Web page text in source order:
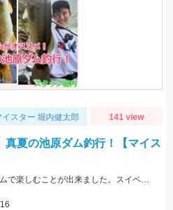
スター 堀内健太郎 141 view
真夏の池原ダム釣行！【マイス
前回同様にI字プラグとロングワームで楽しむことが出来ました。スイベル付きフックで糸撚れ対策をするのがキモです！